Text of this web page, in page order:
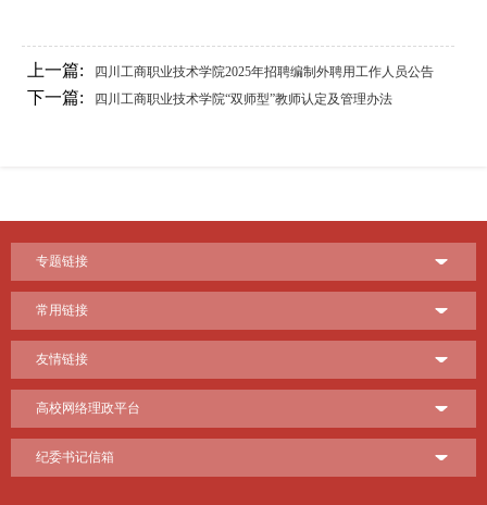
上一篇: 四川工商职业技术学院2025年招聘编制外聘用工作人员公告
下一篇: 四川工商职业技术学院“双师型”教师认定及管理办法
专题链接
常用链接
友情链接
高校网络理政平台
纪委书记信箱